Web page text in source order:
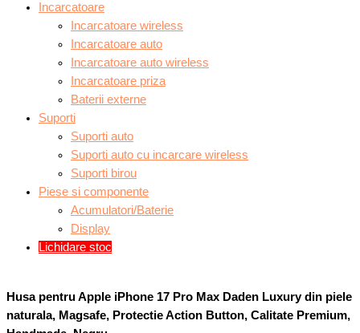
Incarcatoare
Incarcatoare wireless
Incarcatoare auto
Incarcatoare auto wireless
Incarcatoare priza
Baterii externe
Suporti
Suporti auto
Suporti auto cu incarcare wireless
Suporti birou
Piese si componente
Acumulatori/Baterie
Display
Lichidare stoc
Husa pentru Apple iPhone 17 Pro Max Daden Luxury din piele
naturala, Magsafe, Protectie Action Button, Calitate Premium,